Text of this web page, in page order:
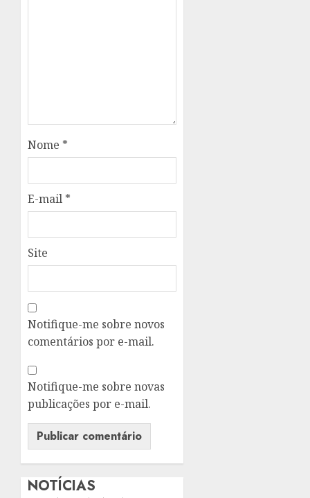
Nome *
E-mail *
Site
Notifique-me sobre novos
comentários por e-mail.
Notifique-me sobre novas
publicações por e-mail.
NOTÍCIAS